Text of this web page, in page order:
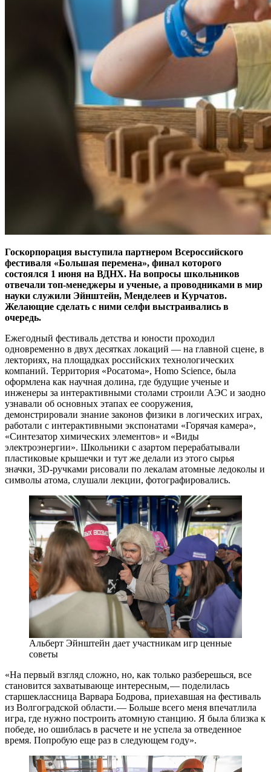
Госкорпорация выступила партнером Всероссийского
фестиваля «Большая перемена», финал которого
состоялся 1 июня на ВДНХ. На вопросы школьников
отвечали топ-менеджеры и ученые, а проводниками в мир
науки служили Эйнштейн, Менделеев и Курчатов.
Желающие сделать с ними селфи выстраивались в
очередь.
Ежегодный фестиваль детства и юности проходил
одновременно в двух десятках локаций — ​на главной сцене, в
лекториях, на площадках российских технологических
компаний. Территория «Росатома», Homo Science, была
оформлена как научная долина, где будущие ученые и
инженеры за интерактивными столами строили АЭС и заодно
узнавали об основных этапах ее сооружения,
демонстрировали знание законов физики в логических играх,
работали с интерактивными экспонатами «Горячая камера»,
«Синтезатор химических элементов» и «Виды
электроэнергии». Школьники с азартом перерабатывали
пластиковые крышечки и тут же делали из этого сырья
значки, 3D-ручками рисовали по лекалам атомные ледоколы и
символы атома, слушали лекции, фотографировались.
Альберт Эйнштейн дает участникам игр ценные
советы
«На первый взгляд сложно, но, как только разберешься, все
становится захватывающе интересным, — ​поделилась
старшеклассница Варвара Бодрова, приехавшая на фестиваль
из Волгоградской области. — ​Больше всего меня впечатлила
игра, где нужно построить атомную станцию. Я была близка к
победе, но ошиблась в расчете и не успела за отведенное
время. Попробую еще раз в следующем году».